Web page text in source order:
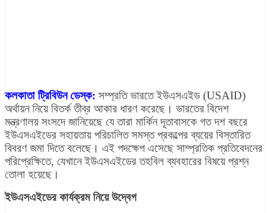
কলকাতা ট্রিবিউন ডেস্ক: সম্প্রতি ভারতে ইউএসএইড (USAID)
অর্থায়ন নিয়ে বিতর্ক তীব্র আকার ধারণ করেছে। ভারতের বিদেশ
মন্ত্রণালয় সংসদে জানিয়েছে যে তারা মার্কিন দূতাবাসকে গত দশ বছরে
ইউএসএইডের সহায়তায় পরিচালিত সমস্ত প্রকল্পের ব্যয়ের বিস্তারিত
বিবরণ জমা দিতে বলেছে। এই পদক্ষেপ এসেছে সাম্প্রতিক প্রতিবেদনের
পরিপ্রেক্ষিতে, যেখানে ইউএসএইডের তহবিল ব্যবহারের বিষয়ে প্রশ্ন
তোলা হয়েছে।
ইউএসএইডের কার্যক্রম নিয়ে উদ্বেগ